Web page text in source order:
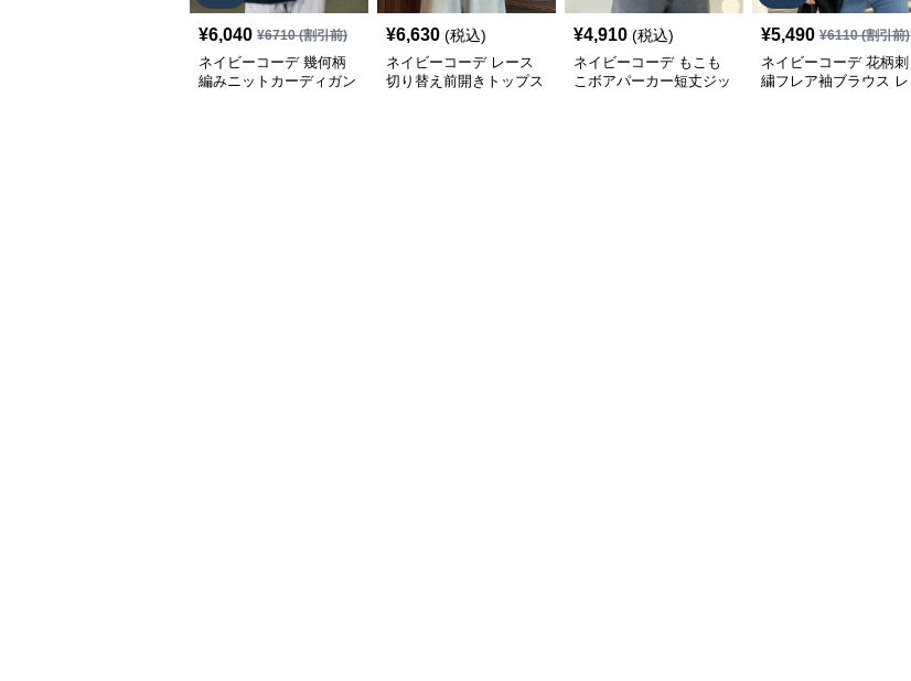
¥6,040 ¥6710(割引前)
ネイビーコーデ 幾何柄
編みニットカーディガン
¥6,630 (税込)
ネイビーコーデ レース
切り替え前開きトップス
¥4,910 (税込)
ネイビーコーデ もこも
こボアパーカー短丈ジッ
¥5,490 ¥6110(割引前)
ネイビーコーデ 花柄刺
繍フレア袖ブラウス レ